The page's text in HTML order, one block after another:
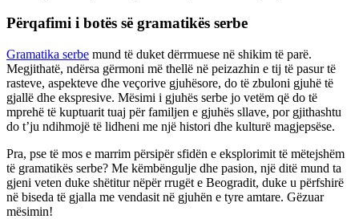
Përqafimi i botës së gramatikës serbe
Gramatika serbe mund të duket dërrmuese në shikim të parë.
Megjithatë, ndërsa gërmoni më thellë në peizazhin e tij të pasur të
rasteve, aspekteve dhe veçorive gjuhësore, do të zbuloni gjuhë të
gjallë dhe ekspresive. Mësimi i gjuhës serbe jo vetëm që do të
mprehë të kuptuarit tuaj për familjen e gjuhës sllave, por gjithashtu
do t’ju ndihmojë të lidheni me një histori dhe kulturë magjepsëse.
Pra, pse të mos e marrim përsipër sfidën e eksplorimit të mëtejshëm
të gramatikës serbe? Me këmbëngulje dhe pasion, një ditë mund ta
gjeni veten duke shëtitur nëpër rrugët e Beogradit, duke u përfshirë
në biseda të gjalla me vendasit në gjuhën e tyre amtare. Gëzuar
mësimin!